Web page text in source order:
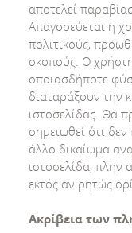
αποτελεί
Απαγορεύεται η
πολιτικούς,
σκοπούς. Ο
οποιασδήποτε
διαταράξουν την
ιστοσελίδας. Θα
σημειωθεί ότι
άλλο δικαίωμα
ιστοσελίδα, πλην
εκτός αν ρητώς
Ακρίβεια των